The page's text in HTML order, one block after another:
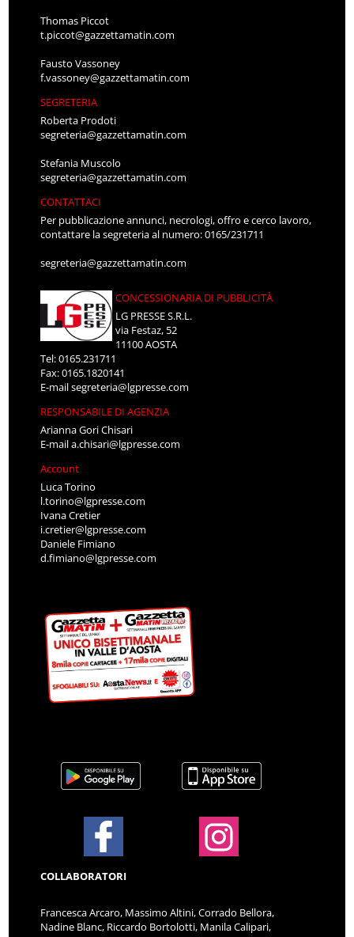
Thomas Piccot
t.piccot@gazzettamatin.com
Fausto Vassoney
f.vassoney@gazzettamatin.com
SEGRETERIA
Roberta Prodoti
segreteria@gazzettamatin.com
Stefania Muscolo
segreteria@gazzettamatin.com
CONTATTACI
Per pubblicazione annunci, necrologi, offro e cerco lavoro,
contattare la segreteria al numero: 0165/231711
segreteria@gazzettamatin.com
CONCESSIONARIA DI PUBBLICITÀ
LG PRESSE S.R.L.
via Festaz, 52
11100 AOSTA
Tel: 0165.231711
Fax: 0165.1820141
E-mailsegreteria@lgpresse.com
RESPONSABILE DI AGENZIA
Arianna Gori Chisari
E-maila.chisari@lgpresse.com
Account
Luca Torino
l.torino@lgpresse.com
Ivana Cretier
i.cretier@lgpresse.com
Daniele Fimiano
d.fimiano@lgpresse.com
COLLABORATORI
Francesca Arcaro, Massimo Altini, Corrado Bellora,
Nadine Blanc, Riccardo Bortolotti, Manila Calipari,